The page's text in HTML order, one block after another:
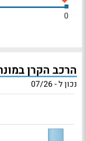
0
הרכב הקרן
נכון ל - 07/26